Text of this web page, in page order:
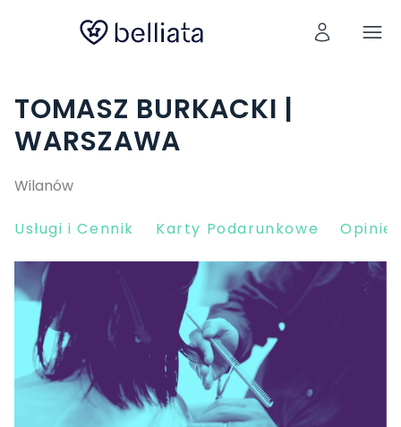
TOMASZ BURKACKI |
WARSZAWA
Wilanów
Usługi i Cennik Karty Podarunkowe Opinie